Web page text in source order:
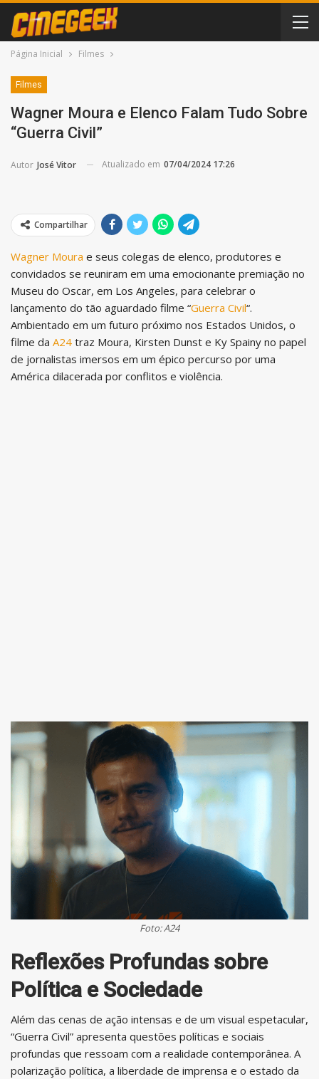
Página Inicial Filmes
Filmes
Wagner Moura e Elenco Falam Tudo Sobre
“Guerra Civil”
Autor José Vitor Atualizado em 07/04/2024 17:26
Compartilhar
Wagner Moura e seus colegas de elenco, produtores e
convidados se reuniram em uma emocionante premiação no
Museu do Oscar, em Los Angeles, para celebrar o
lançamento do tão aguardado filme “Guerra Civil“.
Ambientado em um futuro próximo nos Estados Unidos, o
filme da A24 traz Moura, Kirsten Dunst e Ky Spainy no papel
de jornalistas imersos em um épico percurso por uma
América dilacerada por conflitos e violência.
Foto: A24
Reflexões Profundas sobre
Política e Sociedade
Além das cenas de ação intensas e de um visual espetacular,
“Guerra Civil” apresenta questões políticas e sociais
profundas que ressoam com a realidade contemporânea. A
polarização política, a liberdade de imprensa e o estado da